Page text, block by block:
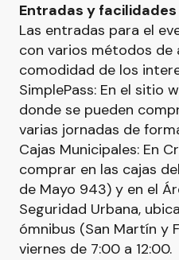
Entradas y
Las entradas para el
con varios métodos de
comodidad de los
SimplePass: En el sitio
donde se pueden
varias jornadas de
Cajas Municipales: En
comprar en las cajas
de Mayo 943) y en el
Seguridad Urbana,
ómnibus (San Martín y
viernes de 7:00 a 12:00.